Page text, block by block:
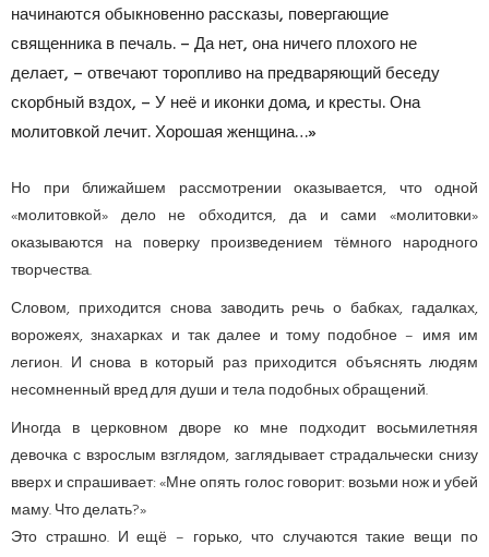
начинаются обыкновенно рассказы, повергающие
священника в печаль. – Да нет, она ничего плохого не
делает, – отвечают торопливо на предваряющий беседу
скорбный вздох, – У неё и иконки дома, и кресты. Она
молитовкой лечит. Хорошая женщина…»
Но при ближайшем рассмотрении оказывается, что одной
«молитовкой» дело не обходится, да и сами «молитовки»
оказываются на поверку произведением тёмного народного
творчества.
Словом, приходится снова заводить речь о бабках, гадалках,
ворожеях, знахарках и так далее и тому подобное – имя им
легион. И снова в который раз приходится объяснять людям
несомненный вред для души и тела подобных обращений.
Иногда в церковном дворе ко мне подходит восьмилетняя
девочка с взрослым взглядом, заглядывает страдальчески снизу
вверх и спрашивает: «Мне опять голос говорит: возьми нож и убей
маму. Что делать?»
Это страшно. И ещё – горько, что случаются такие вещи по